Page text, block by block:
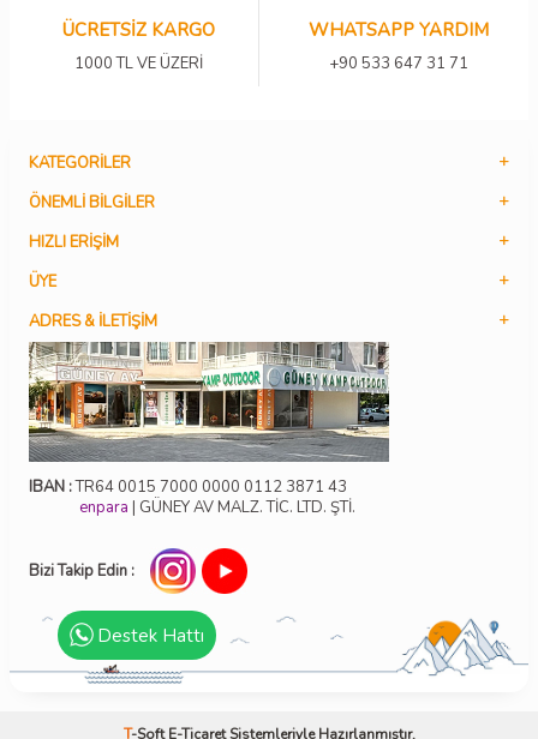
Destek Hattı
ÜCRETSİZ KARGO
1000 TL VE ÜZERİ
WHATSAPP YARDIM
+90 533 647 31 71
KATEGORILER
ÖNEMLI BILGILER
HIZLI ERIŞIM
ÜYE
ADRES & İLETIŞIM
IBAN :TR64 0015 7000 0000 0112 3871 43
enpara | GÜNEY AV MALZ. TİC. LTD. ŞTİ.
Bizi Takip Edin :
T-SoftE-TicaretSistemleriyle Hazırlanmıştır.